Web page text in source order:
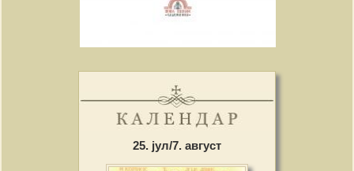
25. јул/7. август